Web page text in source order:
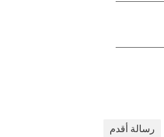
رسالة أقدم